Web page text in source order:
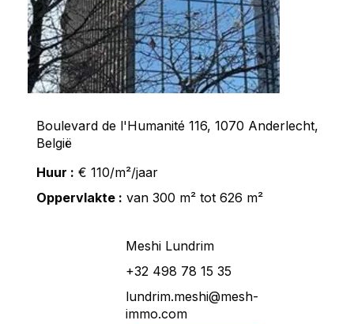
Boulevard de l'Humanité 116, 1070 Anderlecht,
België
Huur : € 110/m²/jaar
Oppervlakte : van 300 m² tot 626 m²
Meshi Lundrim
+32 498 78 15 35
lundrim.meshi@mesh-
immo.com